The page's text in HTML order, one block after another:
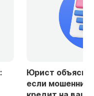
Юрист
если